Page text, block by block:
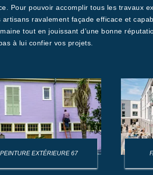
Pour pouvoir accomplir tous les travaux
ravalement façade efficace et
tout en jouissant d’une bonne
à lui confier vos projets.
PEINTURE EXTÉRIEURE 67